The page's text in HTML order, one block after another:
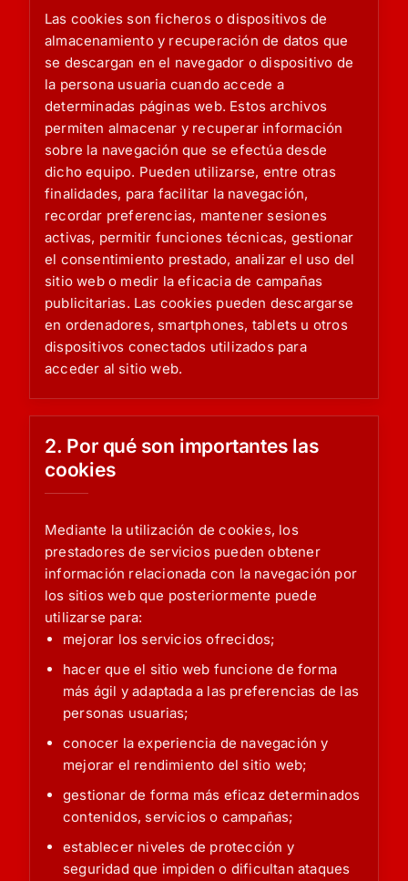
Las cookies son ficheros o dispositivos de
almacenamiento y recuperación de datos que
se descargan en el navegador o dispositivo de
la persona usuaria cuando accede a
determinadas páginas web. Estos archivos
permiten almacenar y recuperar información
sobre la navegación que se efectúa desde
dicho equipo. Pueden utilizarse, entre otras
finalidades, para facilitar la navegación,
recordar preferencias, mantener sesiones
activas, permitir funciones técnicas, gestionar
el consentimiento prestado, analizar el uso del
sitio web o medir la eficacia de campañas
publicitarias. Las cookies pueden descargarse
en ordenadores, smartphones, tablets u otros
dispositivos conectados utilizados para
acceder al sitio web.
2. Por qué son importantes las
cookies
Mediante la utilización de cookies, los
prestadores de servicios pueden obtener
información relacionada con la navegación por
los sitios web que posteriormente puede
utilizarse para:
mejorar los servicios ofrecidos;
hacer que el sitio web funcione de forma
más ágil y adaptada a las preferencias de las
personas usuarias;
conocer la experiencia de navegación y
mejorar el rendimiento del sitio web;
gestionar de forma más eficaz determinados
contenidos, servicios o campañas;
establecer niveles de protección y
seguridad que impiden o dificultan ataques